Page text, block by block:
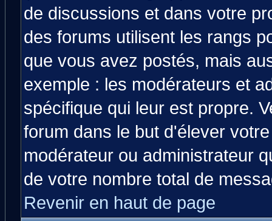
de discussions et dans votre
des forums utilisent les rangs
que vous avez postés, mais
exemple : les modérateurs et
spécifique qui leur est propre.
forum dans le but d'élever
modérateur ou administrateur
de votre nombre total de
Revenir en haut de page